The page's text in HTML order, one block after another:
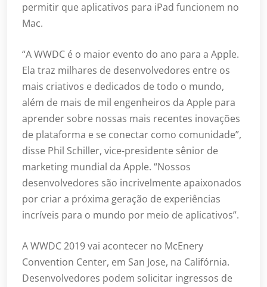
permitir que aplicativos para iPad funcionem no
Mac.
“A WWDC é o maior evento do ano para a Apple.
Ela traz milhares de desenvolvedores entre os
mais criativos e dedicados de todo o mundo,
além de mais de mil engenheiros da Apple para
aprender sobre nossas mais recentes inovações
de plataforma e se conectar como comunidade”,
disse Phil Schiller, vice-presidente sênior de
marketing mundial da Apple. “Nossos
desenvolvedores são incrivelmente apaixonados
por criar a próxima geração de experiências
incríveis para o mundo por meio de aplicativos”.
A WWDC 2019 vai acontecer no McEnery
Convention Center, em San Jose, na Califórnia.
Desenvolvedores podem solicitar ingressos de